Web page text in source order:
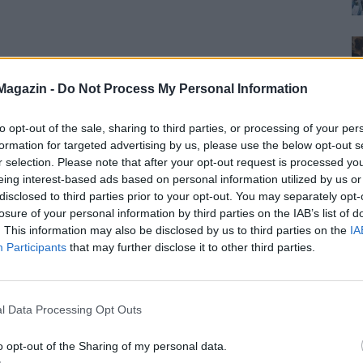
- Do Not Process My Personal Information
opt-out of the sale, sharing to third parties, or processing of your
for targeted advertising by us, please use the below opt-out
selection. Please note that after your opt-out request is processed
interest-based ads based on personal information utilized by us
to third parties prior to your opt-out. You may separately
of your personal information by third parties on the IAB’s list of
This information may also be disclosed by us to third parties on the
Participants that may further disclose it to other third parties.
Data Processing Opt Outs
opt-out of the Sharing of my personal data.
ezeket a lányokat?
vagyok, akkor élvezem, hogy szenvedélyes és
hogy okos, rátermett. Belőle is jó anya lesz.
megfékezni, ha netán repülőre ül.
azt mondtam neki, hogy egy hét múlva kinn
lányt vagy fiút szeretnék, erre fiút mondtam.
hogy nem rajta múlik. Egyelőre azonban nem
van. Nő sehol, így problémád sincs…